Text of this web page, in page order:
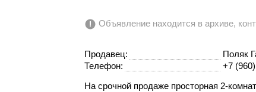
Объявление находится в архиве,
Продавец:
Поляк
Телефон:
+7
На срочной продаже просторная 2-